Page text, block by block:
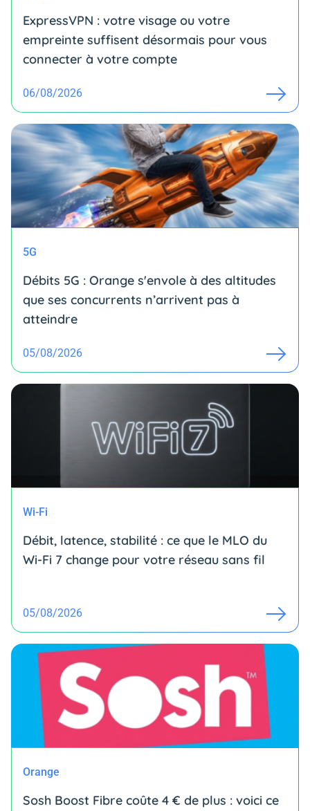
ExpressVPN : votre visage ou votre
empreinte suffisent désormais pour vous
connecter à votre compte
06/08/2026
5G
Débits 5G : Orange s'envole à des altitudes
que ses concurrents n’arrivent pas à
atteindre
05/08/2026
Wi-Fi
Débit, latence, stabilité : ce que le MLO du
Wi-Fi 7 change pour votre réseau sans fil
05/08/2026
Orange
Sosh Boost Fibre coûte 4 € de plus : voici ce